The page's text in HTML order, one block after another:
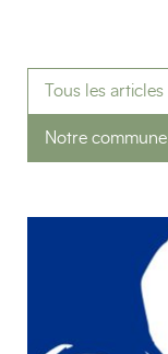
Tous les articles
Notre commune